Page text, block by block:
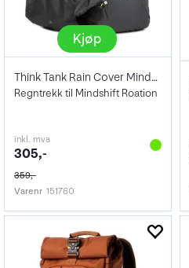
Kjøp
Think Tank Rain Cover Mindshift R 34L
Regntrekk til Mindshift Roation
inkl. mva
305,-
359,-
Varenr 151760